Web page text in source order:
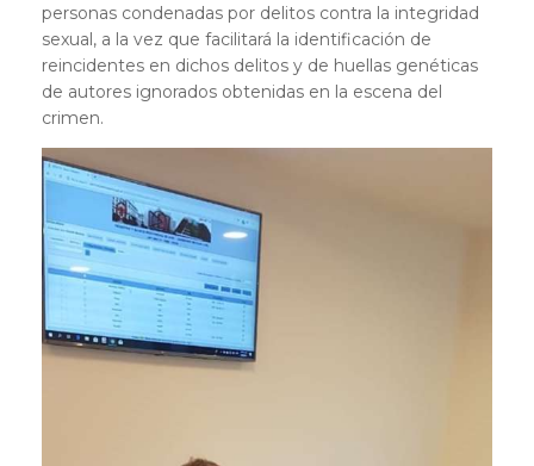
personas condenadas por delitos contra la integridad
sexual, a la vez que facilitará la identificación de
reincidentes en dichos delitos y de huellas genéticas
de autores ignorados obtenidas en la escena del
crimen.